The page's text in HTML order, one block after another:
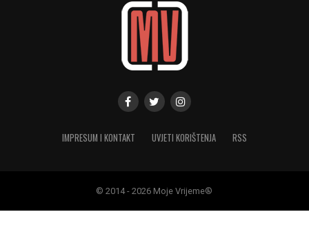
IMPRESUM I KONTAKT UVJETI KORIŠTENJA RSS
© 2014 - 2026 Moje Vrijeme®